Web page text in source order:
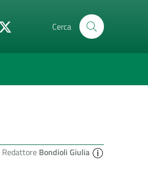
Cerca
Redattore Bondioli Giulia